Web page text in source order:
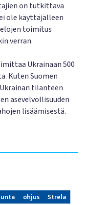
on tutkittava
ole käyttäjälleen
toimitus
verran.
Ukrainaan 500
Kuten Suomen
Ukrainan tilanteen
asevelvollisuuden
lisäämisestä.
ohjus
Strela